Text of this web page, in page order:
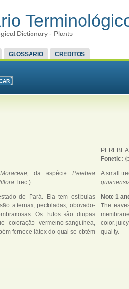
Dictionary - Plants
GLOSSÁRIO CRÉDITOS
Moraceae,da espécie Perebea
Trec.).
de Pará. Ela tem estípulas
alternas, pecioladas, obovado-
Os frutos são drupas
coloração vermelho-sanguínea,
fornece látex do qual se obtém
Fonetic: /
A small
Note 1
The
color,
quality.